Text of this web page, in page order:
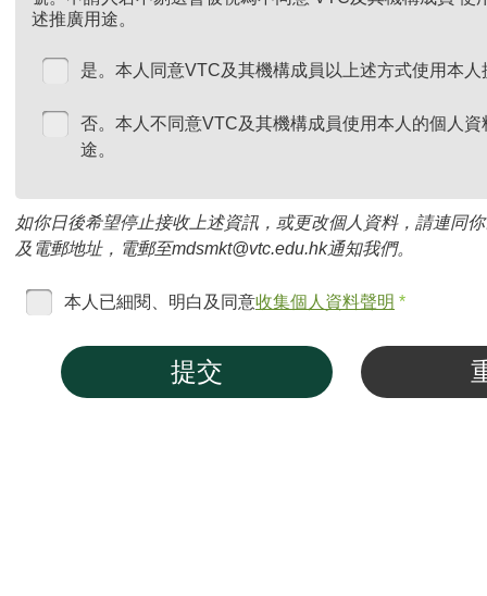
述推廣用途。
是。本人同意VTC及其機構成員以上述方式使用本
否。本人不同意VTC及其機構成員使用本人的個人
途。
如你日後希望停止接收上述資訊，或更改個人資料，請連同
及電郵地址，電郵至mdsmkt@vtc.edu.hk通知我們。
本人已細閱、明白及同意收集個人資料聲明 *
提交